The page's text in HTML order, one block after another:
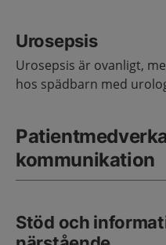
Urosepsis
Urosepsis är ovanligt,
hos spädbarn med
kommunikation
Stöd och